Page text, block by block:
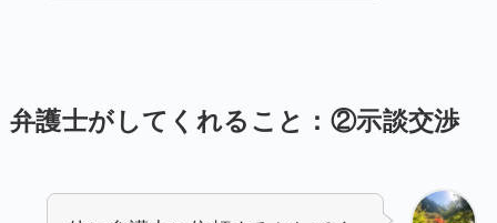
弁護士がしてくれること：②示談交渉